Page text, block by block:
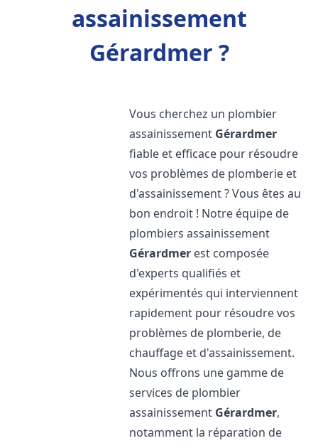
assainissement
Gérardmer ?
Vous cherchez un plombier
assainissement Gérardmer
fiable et efficace pour résoudre
vos problèmes de plomberie et
d'assainissement ? Vous êtes au
bon endroit ! Notre équipe de
plombiers assainissement
Gérardmer est composée
d'experts qualifiés et
expérimentés qui interviennent
rapidement pour résoudre vos
problèmes de plomberie, de
chauffage et d'assainissement.
Nous offrons une gamme de
services de plombier
assainissement Gérardmer,
notamment la réparation de